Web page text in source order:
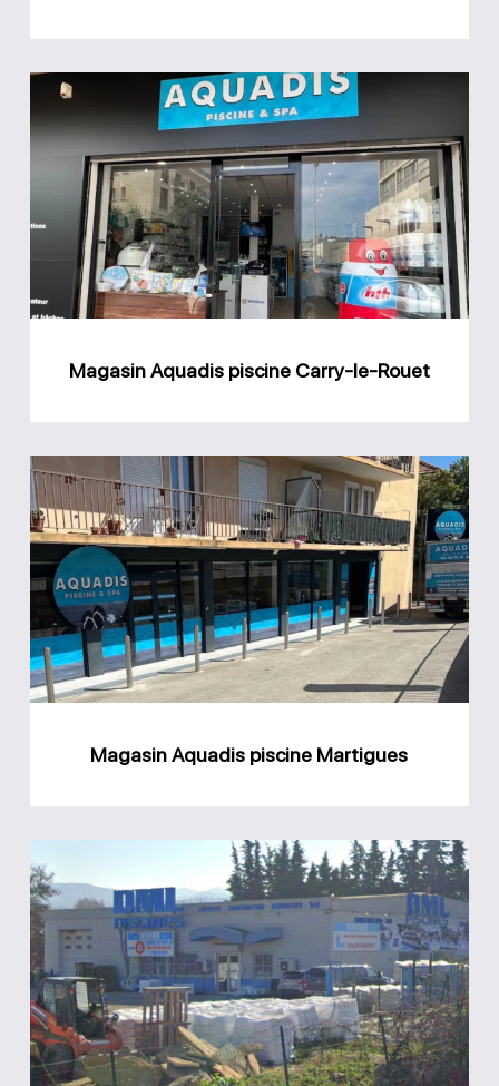
Magasin
Aquadis
piscine
Carry-
le-
Rouet
Magasin Aquadis piscine Carry-le-Rouet
Magasin
Aquadis
piscine
Martigues
Magasin Aquadis piscine Martigues
Magasin
DML
piscines
Bouc-
Bel-
Air